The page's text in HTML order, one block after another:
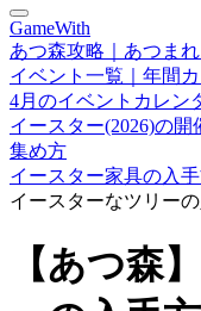
GameWith
あつ森攻略｜あつま
イベント一覧｜年間
4月のイベントカレン
イースター(2026)の
集め方
イースター家具の入
イースターなツリー
【あつ森